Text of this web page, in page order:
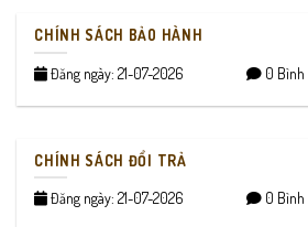
CHÍNH SÁCH BẢO HÀNH
Đăng ngày: 21-07-2026 0 Bình
CHÍNH SÁCH ĐỔI TRẢ
Đăng ngày: 21-07-2026 0 Bình